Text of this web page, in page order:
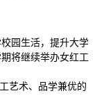
园生活，提升大学
将继续举办女红工
艺术、品学兼优的